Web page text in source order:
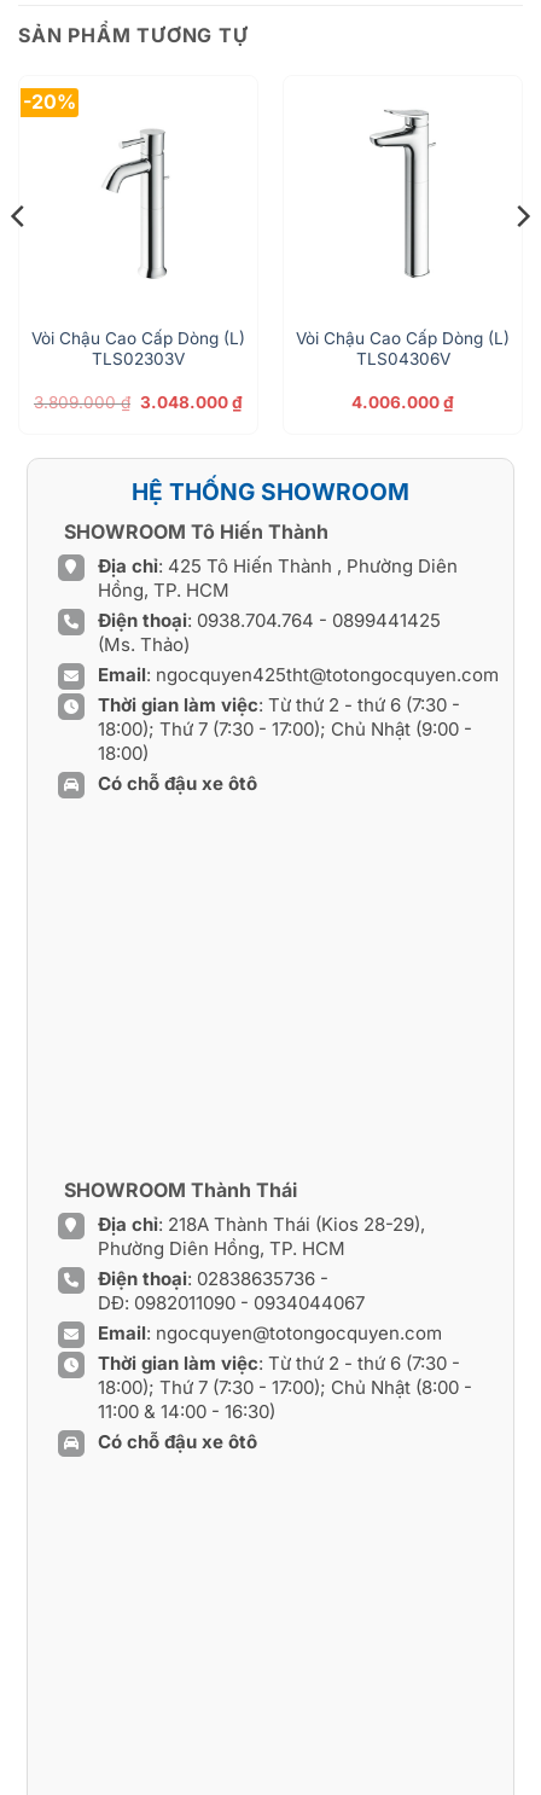
SẢN PHẨM TƯƠNG TỰ
-20%
Vòi Chậu Cao Cấp Dòng (L)
TLS02303V
3.809.000₫ Giá
3.048.000₫Giá
3.048.000 ₫.
Vòi Chậu Cao Cấp Dòng (L)
TLS04306V
4.006.000₫
HỆ THỐNG SHOWROOM
SHOWROOM Tô Hiến Thành
Địa chỉ: 425 Tô Hiến Thành , Phường Diên
Hồng, TP. HCM
Điện thoại: 0938.704.764 - 0899441425
(Ms. Thảo)
Email: ngocquyen425tht@totongocquyen.com
Thời gian làm việc: Từ thứ 2 - thứ 6 (7:30 -
18:00); Thứ 7 (7:30 - 17:00); Chủ Nhật (9:00 -
18:00)
Có chỗ đậu xe ôtô
SHOWROOM Thành Thái
Địa chỉ: 218A Thành Thái (Kios 28-29),
Phường Diên Hồng, TP. HCM
Điện thoại: 02838635736 -
DĐ: 0982011090- 0934044067
Email: ngocquyen@totongocquyen.com
Thời gian làm việc: Từ thứ 2 - thứ 6 (7:30 -
18:00); Thứ 7 (7:30 - 17:00); Chủ Nhật (8:00 -
11:00 & 14:00 - 16:30)
Có chỗ đậu xe ôtô